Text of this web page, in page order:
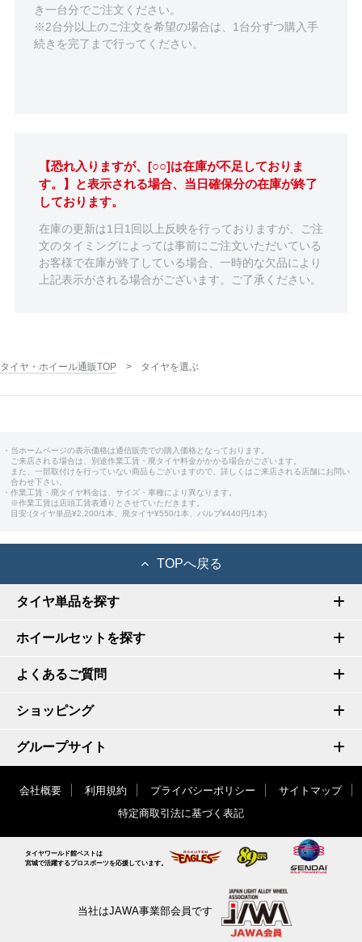
き一台分でご注文ください。
※2台分以上のご注文を希望の場合は、1台分ずつ購入手
続きを完了まで行ってください。
【恐れ入りますが、[○○]は在庫が不足しておりま
す。】と表示される場合、当日確保分の在庫が終了
しております。
在庫の更新は1日1回以上反映を行っておりますが、ご注
文のタイミングによっては事前にご注文いただいている
お客様で在庫が終了している場合、一時的な欠品により
上記表示がされる場合がございます。ご了承ください。
タイヤ・ホイール通販TOP タイヤを選ぶ
・当ホームページの表示価格は通信販売での購入価格となっております。
ご来店される場合は、別途作業工賃・廃タイヤ料金がかかる場合がございます。
また、一部取付けを行っていない商品もございますので、詳しくはご来店される店舗にお問い
合わせ下さい。
・作業工賃・廃タイヤ料金は、サイズ・車種により異なります。
※作業工賃は店頭工賃表通りとさせていただきます。
目安:(タイヤ単品¥2,200/1本、廃タイヤ¥550/1本、バルブ¥440円/1本)
TOPへ戻る
タイヤ単品を探す
ホイールセットを探す
よくあるご質問
ショッピング
グループサイト
会社概要 利用規約 プライバシーポリシー
サイトマップ
特定商取引法に基づく表記
タイヤワールド館ベストは
宮城で活躍するプロスポーツを応援しています。
当社はJAWA事業部会員です